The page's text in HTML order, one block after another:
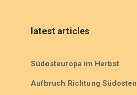
latest articles
Südosteuropa im Herbst
Aufbruch Richtung Südosten